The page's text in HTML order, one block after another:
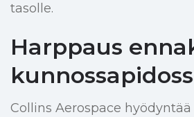
tasolle.
Harppaus
Collins Aerospace hyödyntää